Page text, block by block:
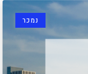
נמכר